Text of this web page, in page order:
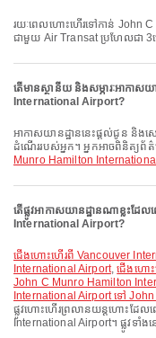
រយៈពេលហោះហើរទៅកាន់ John C Munro Hamilton International Airport (YHM)
ជាមួយ Air Transat ប្រហែលជា 3
តើមានស្ថានីយ និងសម្ភារៈអាកាស
International Airport?
អាកាសយានដ្ឋាននេះផ្តល់ជូន និងសេវាកម្មជាច្រើនផ្សេងទៀត ដើម្បីលើកកម្ពស់បទពិសោធន៍ធ្វើ
ដំណើររបស់អ្នក។ អ្នកអាចពិនិត្យព័
Munro Hamilton
តើផ្លូវអាកាសយានដ្ឋានណាខ្លះ
International Airport?
ជើងហោះហើរពី Vancouver International Airport ទៅ John C Munro Hamilton
International Airport,ជើងហោ
John C Munro Hamilton
International Airport ទៅ
ផ្លូវហោះហើរព្រលានយន្តហោះដែ
International Airport។ ផ្លូវទាំងន